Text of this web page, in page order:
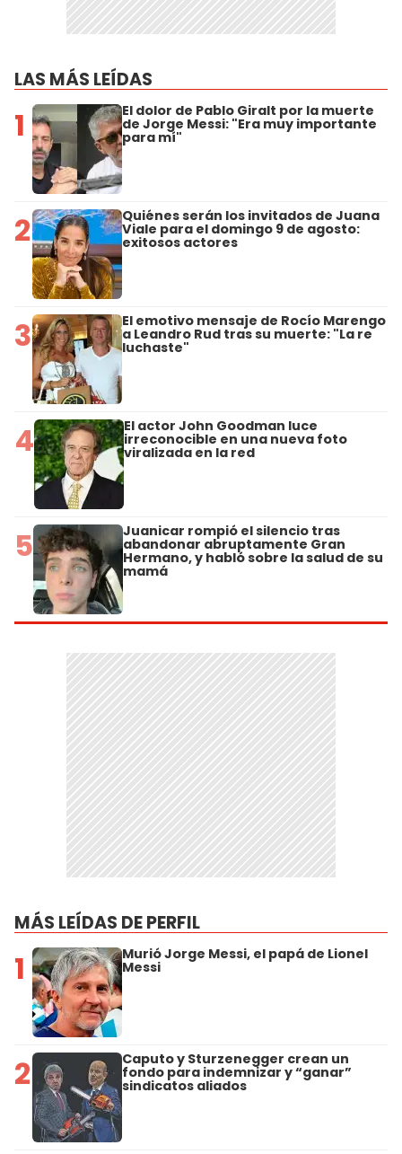
LAS MÁS LEÍDAS
1 El dolor de Pablo Giralt por la muerte
de Jorge Messi: "Era muy importante
para mí"
2 Quiénes serán los invitados de Juana
Viale para el domingo 9 de agosto:
exitosos actores
3 El emotivo mensaje de Rocío Marengo
a Leandro Rud tras su muerte: "La re
luchaste"
4 El actor John Goodman luce
irreconocible en una nueva foto
viralizada en la red
5 Juanicar rompió el silencio tras
abandonar abruptamente Gran
Hermano, y habló sobre la salud de su
mamá
MÁS LEÍDAS DE PERFIL
1 Murió Jorge Messi, el papá de Lionel
Messi
2 Caputo y Sturzenegger crean un
fondo para indemnizar y “ganar”
sindicatos aliados